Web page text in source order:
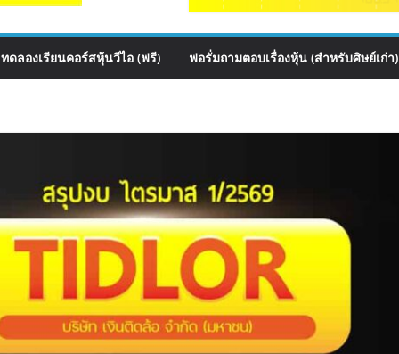
รีวิวงบกลุ่ม Bank หุ้นไหนเหมาะถือเอา
“ปันผล” | EP.175
ทดลองเรียนคอร์สหุ้นวีไอ (ฟรี) ฟอรั่มถามตอบเรื่องหุ้น (สำหรับศิษย์เก่า)